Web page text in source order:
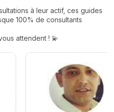
et votre avenir.
significations !
à leur actif, ces guides
100% de consultants
attendent ! 💫